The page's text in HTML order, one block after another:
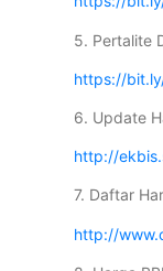
5. Pertalite
https://
6. Update
http://
7. Daftar
http://